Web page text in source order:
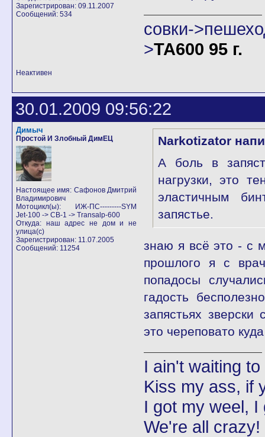
Зарегистрирован: 09.11.2007
Сообщений: 534
совки-
>ТА600 95 г.
Неактивен
30.01.2009 09:56:22
Димыч
Простой И Злобный ДимЕЦ
Настоящее имя: Сафонов Дмитрий
Владимирович
Мотоцикл(ы): ИЖ-ПС---------SYM
Jet-100 -> CB-1 -> Transalp-600
Откуда: наш адрес не дом и не
улица(с)
Зарегистрирован: 11.07.2005
Сообщений: 11254
Narkotizator
А боль в
нагрузки, это
эластичным
запястье.
знаю я всё это - с
прошлого я с
попадосы
гадость
запястьях
это череповато
I ain't waiting
Kiss my ass, if
I got my weel,
We're all